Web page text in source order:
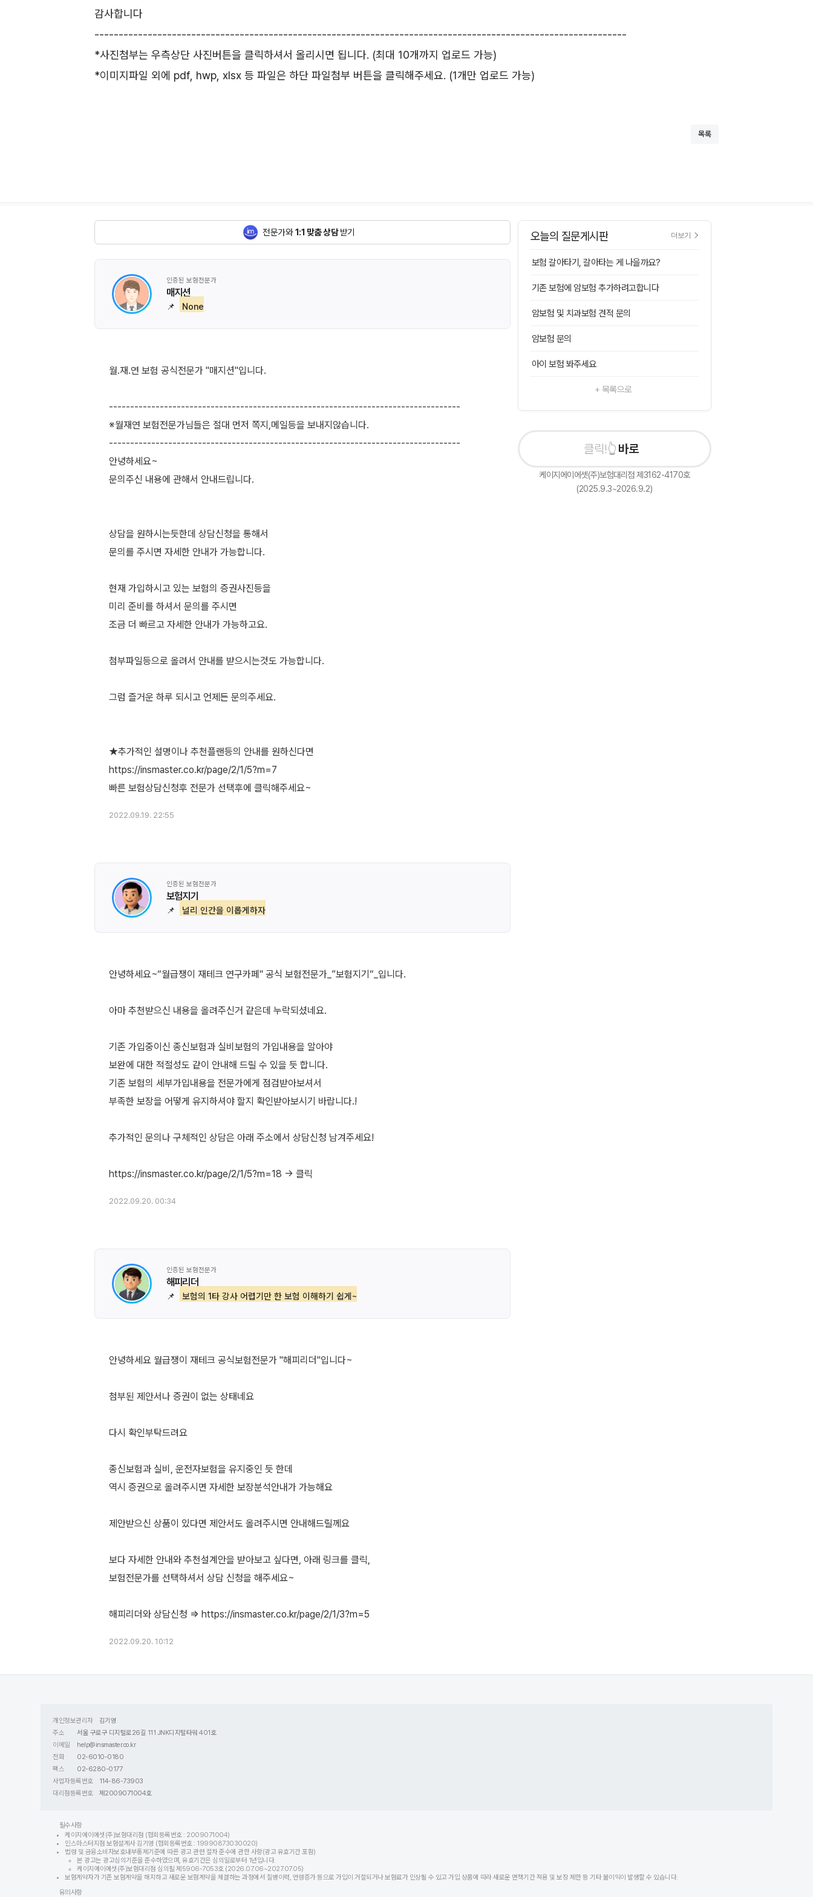
감사합니다
--------------------------------------------------------------------------------------------------------------
*사진첨부는 우측상단 사진버튼을 클릭하셔서 올리시면 됩니다. (최대 10개까지 업로드 가능)
*이미지파일 외에 pdf, hwp, xlsx 등 파일은 하단 파일첨부 버튼을 클릭해주세요. (1개만 업로드 가능)
목록
전문가와1:1 맞춤 상담받기
인증된 보험전문가
매지션
📌 None
월.재.연 보험 공식전문가 "매지션"입니다.
-----------------------------------------------------------------------------------
※월재연 보험전문가님들은 절대 먼저 쪽지,메일등을 보내지않습니다.
-----------------------------------------------------------------------------------
안녕하세요~
문의주신 내용에 관해서 안내드립니다.
상담을 원하시는듯한데 상담신청을 통해서
문의를 주시면 자세한 안내가 가능합니다.
현재 가입하시고 있는 보험의 증권사진등을
미리 준비를 하셔서 문의를 주시면
조금 더 빠르고 자세한 안내가 가능하고요.
첨부파일등으로 올려서 안내를 받으시는것도 가능합니다.
그럼 즐거운 하루 되시고 언제든 문의주세요.
★추가적인 설명이나 추천플랜등의 안내를 원하신다면
https://insmaster.co.kr/page/2/1/5?m=7
2022.09.19. 22:55
인증된 보험전문가
보험지기
📌 널리 인간을 이롭게하자
안녕하세요~“월급쟁이 재테크 연구카페" 공식 보험전문가_”보험지기“_입니다.
아마 추천받으신 내용을 올려주신거 같은데 누락되셨네요.
기존 가입중이신 종신보험과 실비보험의 가입내용을 알아야
보완에 대한 적절성도 같이 안내해 드릴 수 있을 듯 합니다.
기존 보험의 세부가입내용을 전문가에게 점검받아보셔서
부족한 보장을 어떻게 유지하셔야 할지 확인받아보시기 바랍니다.!
추가적인 문의나 구체적인 상담은 아래 주소에서 상담신청 남겨주세요!
2022.09.20. 00:34
인증된 보험전문가
해피리더
📌 보험의 1타 강사 어렵기만 한 보험 이해하기 쉽게~
안녕하세요 월급쟁이 재테크 공식보험전문가 "해피리더"입니다~
첨부된 제안서나 증권이 없는 상태네요
다시 확인부탁드려요
종신보험과 실비, 운전자보험을 유지중인 듯 한데
역시 증권으로 올려주시면 자세한 보장분석안내가 가능해요
제안받으신 상품이 있다면 제안서도 올려주시면 안내해드릴께요
보다 자세한 안내와 추천설계안을 받아보고 싶다면, 아래 링크를 클릭,
보험전문가를 선택하셔서 상담 신청을 해주세요~
2022.09.20. 10:12
오늘의 질문게시판 더보기
보험 갈아타기, 갈아타는 게 나을까요?
기존 보험에 암보험 추가하려고합니다
암보험 및 치과보험 견적 문의
암보험 문의
아이 보험 봐주세요
+ 목록으로
바로 상담신청하
케이지에이에셋(주)보험대리점 제3162-4170호
(2025.9.3~2026.9.2)
개인정보관리자
김기영
주소
서울 구로구 디지털로26길 111 JNK디지털타워 401호
이메일
help@insmaster.co.kr
전화
02-6010-0180
팩스
02-6280-0177
사업자등록번호
114-86-73903
대리점등록번호
제2009071004호
필수사항
케이지에이에셋(주)보험대리점 (협회등록번호 : 2009071004)
인스마스터지점 보험설계사 김기영 (협회등록번호 : 19990873030020)
법령 및 금융소비자보호내부통제기준에 따른 광고 관련 절차 준수에 관한 사항(광고 유효기간 포함)
본 광고는 광고심의기준을 준수하였으며, 유효기간은 심의일로부터 1년입니다.
케이지에이에셋(주)보험대리점 심의필 제5906-7053호 (2026.07.06~2027.07.05)
보험계약자가 기존 보험계약을 해지하고 새로운 보험계약을 체결하는 과정에서 질병이력, 연령증가 등으로 가입이 거절되거나 보험료가 인상될 수 있고 가입 상품에 따라 새로운 면책기간 적용 및 보장 제한 등 기타 불이익이 발생할 수 있습니다.
유의사항